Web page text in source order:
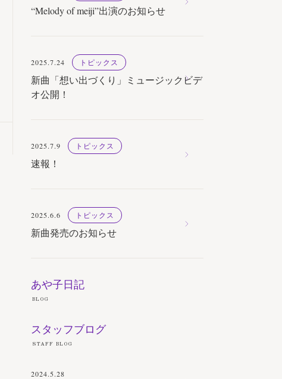
“Melody of meiji”出演のお知らせ
2025.7.24 トピックス
新曲「想い出づくり」ミュージックビデ
オ公開！
2025.7.9 トピックス
速報！
2025.6.6 トピックス
新曲発売のお知らせ
あや子日記
BLOG
スタッフブログ
STAFF BLOG
2024.5.28